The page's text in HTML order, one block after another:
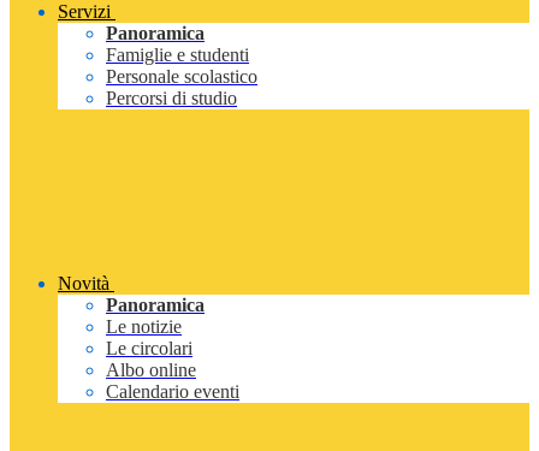
Servizi
Panoramica
Famiglie e studenti
Personale scolastico
Percorsi di studio
Novità
Panoramica
Le notizie
Le circolari
Albo online
Calendario eventi